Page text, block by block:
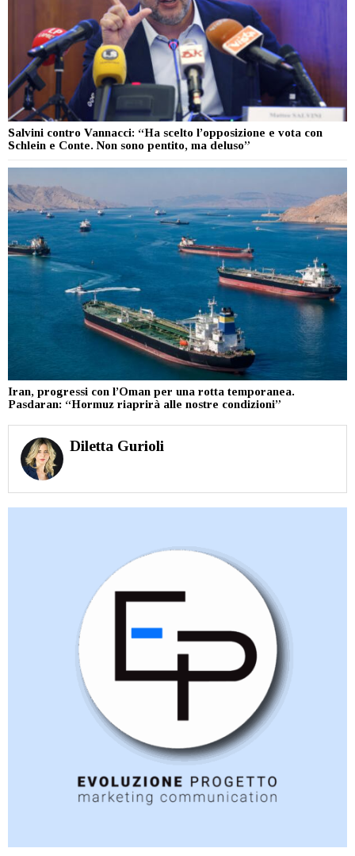
Salvini contro Vannacci: “Ha scelto l’opposizione e vota con
Schlein e Conte. Non sono pentito, ma deluso”
Iran, progressi con l’Oman per una rotta temporanea.
Pasdaran: “Hormuz riaprirà alle nostre condizioni”
Diletta Gurioli